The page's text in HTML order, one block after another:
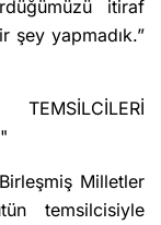
itiraf
şey yapmadık.”
Milletler
temsilcisiyle